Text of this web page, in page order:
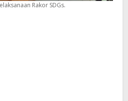
Rakor SDGs.